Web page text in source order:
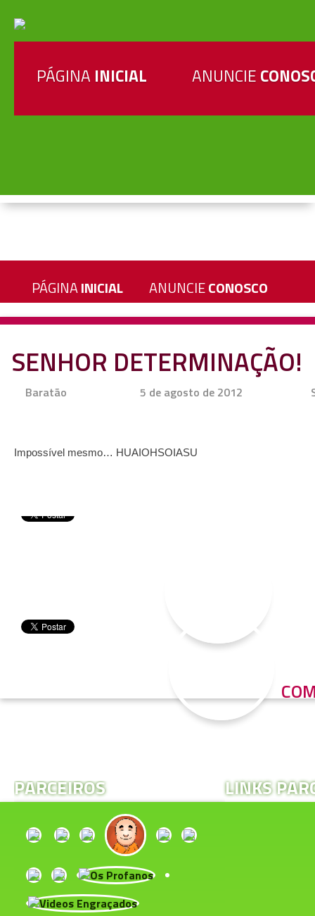
PÁGINA INICIAL ANUNCIE
PÁGINAINICIAL ANUNCIECONOSCO
SENHOR DETERMINAÇÃO!
Baratão 5 de agosto de 2012
Impossível mesmo… HUAIOHSOIASU
PARCEIROS LINKS